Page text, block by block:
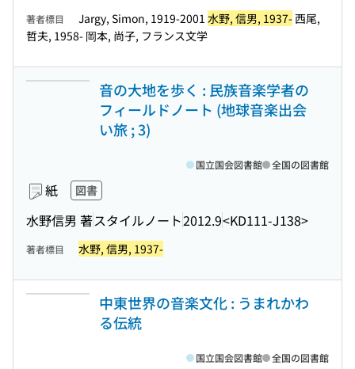
著者標目 Jargy, Simon, 1919-2001 水野, 信男, 1937-西尾,
哲夫, 1958- 岡本, 尚子, フランス文学
音の大地を歩く : 民族音楽学者の
フィールドノート (地球音楽出会
い旅 ; 3)
紙 図書
水野信男 著スタイルノート2012.9<KD111-J138>
国立国会図書館 全国の図書館
著者標目 水野, 信男, 1937-
中東世界の音楽文化 : うまれかわ
る伝統
国立国会図書館 全国の図書館